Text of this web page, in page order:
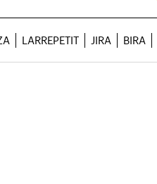
LARREPETIT JIRA BIRA